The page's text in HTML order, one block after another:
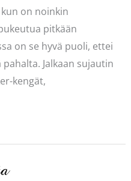
on noinkin
pitkään
on se hyvä puoli, ettei
Jalkaan sujautin
kengät,